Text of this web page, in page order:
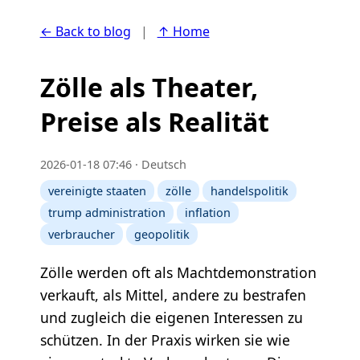
← Back to blog | ↑ Home
Zölle als Theater,
Preise als Realität
2026-01-18 07:46 · Deutsch
vereinigte staaten
zölle
handelspolitik
trump administration
inflation
verbraucher
geopolitik
Zölle werden oft als Machtdemonstration
verkauft, als Mittel, andere zu bestrafen
und zugleich die eigenen Interessen zu
schützen. In der Praxis wirken sie wie